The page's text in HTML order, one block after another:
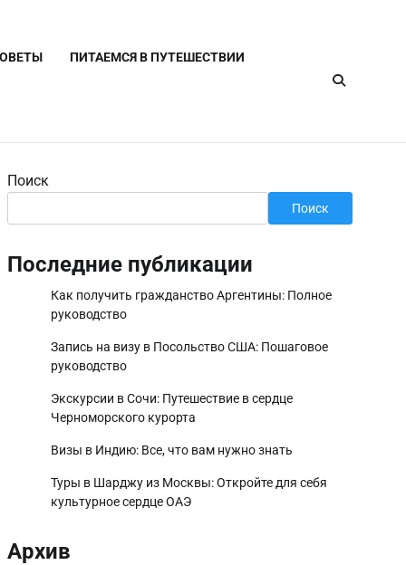
ПИТАЕМСЯ В ПУТЕШЕСТВИИ
Поиск
Поиск
Последние публикации
Как получить гражданство Аргентины: Полное
руководство
Запись на визу в Посольство США: Пошаговое
руководство
Экскурсии в Сочи: Путешествие в сердце
Черноморского курорта
Визы в Индию: Все, что вам нужно знать
Туры в Шарджу из Москвы: Откройте для себя
культурное сердце ОАЭ
Архив